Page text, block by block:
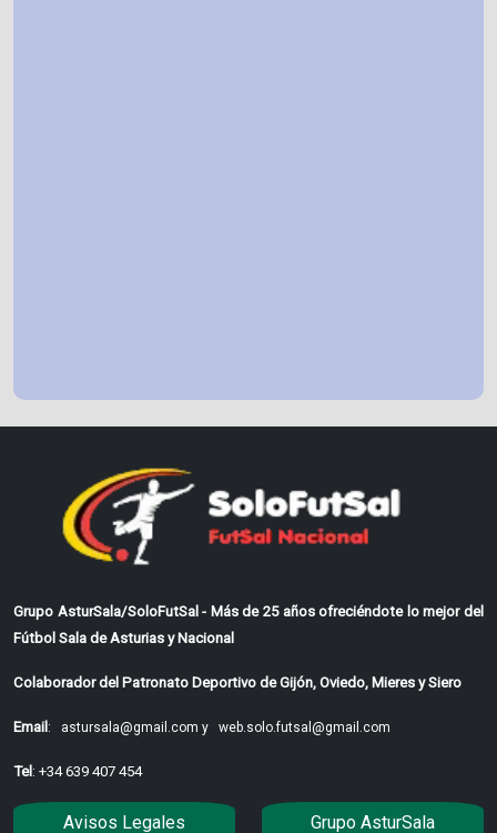
Grupo AsturSala/SoloFutSal - Más de 25 años ofreciéndote lo mejor del
Fútbol Sala de Asturias y Nacional
Colaborador del Patronato Deportivo de Gijón, Oviedo, Mieres y Siero
Email : astursala@gmail.com y web.solo.futsal@gmail.com
Tel : +34 639 407 454
Avisos Legales Grupo AsturSala